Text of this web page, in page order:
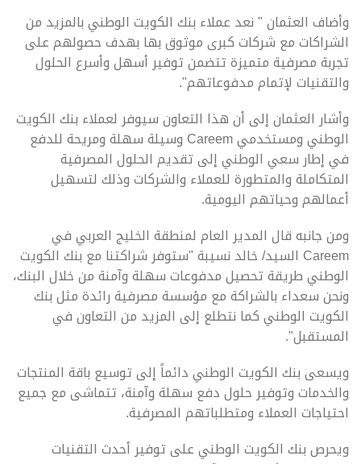
وأضاف العثمان " نعد عملاء بنك الكويت الوطني بالمزيد من
الشراكات مع شركات كبرى موثوق بها بهدف حصولهم على
تجربة مصرفية متميزة تتضمن توفير أسهل وأسرع الحلول
والتقنيات لإتمام مدفوعاتهم".
وأشار العثمان إلى أن هذا التعاون سيوفر لعملاء بنك الكويت
الوطني ومستخدمي Careem وسيلة سهلة ومريحة للدفع
في إطار سعي الوطني إلى تقديم الحلول المصرفية
المتكاملة والمتطورة للعملاء والشركات وذلك لتسهيل
أعمالهم وحياتهم اليومية.
ومن جانبه قال المدير العام لمنطقة الخليج العربي في
Careem السيد/ خالد نسيبة "ستوفر شراكتنا مع بنك الكويت
الوطني طريقة تحصيل مدفوعات سهلة وآمنة من خلال البنك،
ونحن سعداء بالشراكة مع مؤسسة مصرفية رائدة مثل بنك
الكويت الوطني كما نتطلع إلى المزيد من التعاون في
المستقبل".
ويسعى بنك الكويت الوطني دائماً إلى توسيع باقة المنتجات
والخدمات وتوفير حلول دفع سهلة وآمنة، تتماشى مع جميع
احتياجات العملاء ومتطلباتهم المصرفية.
ويحرص بنك الكويت الوطني على توفير أحدث التقنيات